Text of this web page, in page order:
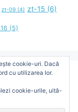
zt-09 (4) zt-15 (6)
(5)
SRL
cookie-uri. Dacă
cu utilizarea lor.
cookie-urile, uită-